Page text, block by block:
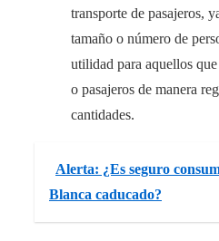
transporte de pasajeros,
tamaño o número de
utilidad para aquellos
o pasajeros de manera
cantidades.
Alerta: ¿Es seguro
Blanca caducado?